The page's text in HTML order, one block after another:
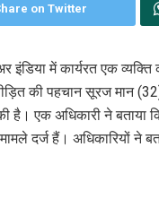
on Twitter
में कार्यरत एक व्यक्ति
की पहचान सूरज मान
है। एक अधिकारी ने बताया
दर्ज हैं। अधिकारियों ने